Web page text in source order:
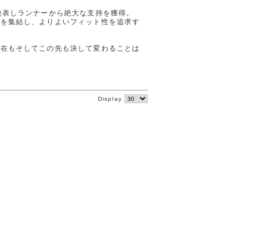
しランナーから絶大な支持を獲得。
集結し、よりよいフィット性を追求す
もそしてこの先も決して変わることは
Display